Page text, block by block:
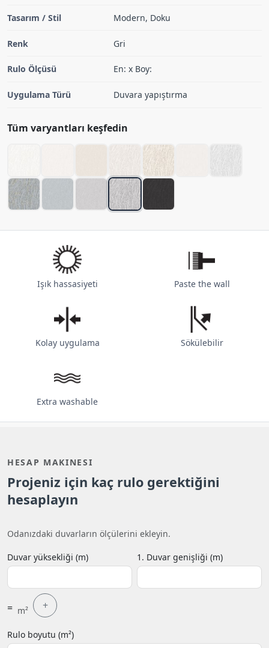
Tasarım / Stil Modern, Doku
Renk Gri
Rulo Ölçüsü En: x Boy:
Uygulama Türü Duvara yapıştırma
Tüm varyantları keşfedin
Işık hassasiyeti Paste the wall
Kolay uygulama Sökülebilir
Extra washable
HESAP MAKINESI
Projeniz için kaç rulo gerektiğini
hesaplayın
Odanızdaki duvarların ölçülerini ekleyin.
Duvar yüksekliği (m) 1. Duvar genişliği (m)
= m² +
Rulo boyutu (m²)